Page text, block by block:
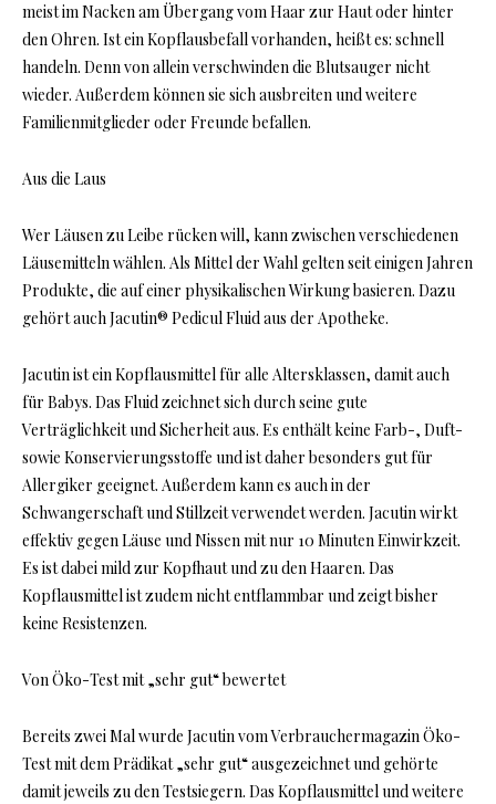
meist im Nacken am Übergang vom Haar zur Haut oder hinter
den Ohren. Ist ein Kopflausbefall vorhanden, heißt es: schnell
handeln. Denn von allein verschwinden die Blutsauger nicht
wieder. Außerdem können sie sich ausbreiten und weitere
Familienmitglieder oder Freunde befallen.
Aus die Laus
Wer Läusen zu Leibe rücken will, kann zwischen verschiedenen
Läusemitteln wählen. Als Mittel der Wahl gelten seit einigen Jahren
Produkte, die auf einer physikalischen Wirkung basieren. Dazu
gehört auch Jacutin® Pedicul Fluid aus der Apotheke.
Jacutin ist ein Kopflausmittel für alle Altersklassen, damit auch
für Babys. Das Fluid zeichnet sich durch seine gute
Verträglichkeit und Sicherheit aus. Es enthält keine Farb-, Duft-
sowie Konservierungsstoffe und ist daher besonders gut für
Allergiker geeignet. Außerdem kann es auch in der
Schwangerschaft und Stillzeit verwendet werden. Jacutin wirkt
effektiv gegen Läuse und Nissen mit nur 10 Minuten Einwirkzeit.
Es ist dabei mild zur Kopfhaut und zu den Haaren. Das
Kopflausmittel ist zudem nicht entflammbar und zeigt bisher
keine Resistenzen.
Von Öko-Test mit „sehr gut“ bewertet
Bereits zwei Mal wurde Jacutin vom Verbrauchermagazin Öko-
Test mit dem Prädikat „sehr gut“ ausgezeichnet und gehörte
damit jeweils zu den Testsiegern. Das Kopflausmittel und weitere